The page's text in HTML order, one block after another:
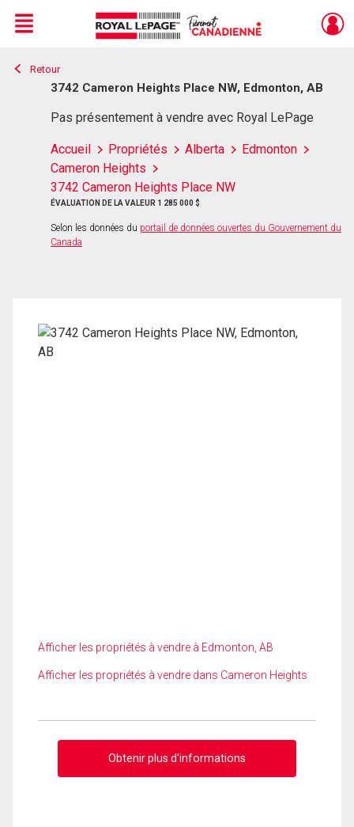
Live
En Direct
Menu
Retour
3742 Cameron Heights Place NW, Edmonton, AB
Pas présentement à vendre avec Royal LePage
Accueil Propriétés Alberta
Edmonton
Cameron Heights
3742 Cameron Heights Place NW
ÉVALUATION DE LA VALEUR 1 285 000 $
Selon les données du portail de données ouvertes du Gouvernement du
Canada
Afficher les propriétés à vendre à Edmonton, AB
Afficher les propriétés à vendre dans Cameron Heights
Obtenir plus d'informations